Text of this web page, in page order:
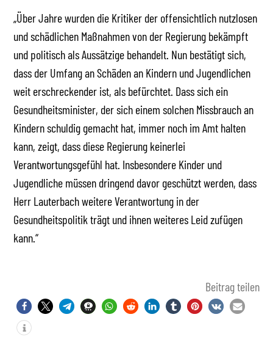
„Über Jahre wurden die Kritiker der offensichtlich nutzlosen
und schädlichen Maßnahmen von der Regierung bekämpft
und politisch als Aussätzige behandelt. Nun bestätigt sich,
dass der Umfang an Schäden an Kindern und Jugendlichen
weit erschreckender ist, als befürchtet. Dass sich ein
Gesundheitsminister, der sich einem solchen Missbrauch an
Kindern schuldig gemacht hat, immer noch im Amt halten
kann, zeigt, dass diese Regierung keinerlei
Verantwortungsgefühl hat. Insbesondere Kinder und
Jugendliche müssen dringend davor geschützt werden, dass
Herr Lauterbach weitere Verantwortung in der
Gesundheitspolitik trägt und ihnen weiteres Leid zufügen
kann.“
Beitrag teilen